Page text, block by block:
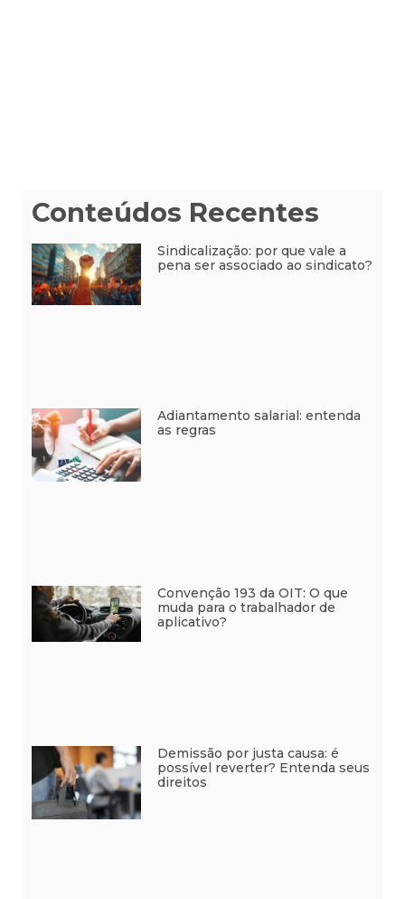
Conteúdos Recentes
Sindicalização: por que vale a
pena ser associado ao sindicato?
Adiantamento salarial: entenda
as regras
Convenção 193 da OIT: O que
muda para o trabalhador de
aplicativo?
Demissão por justa causa: é
possível reverter? Entenda seus
direitos